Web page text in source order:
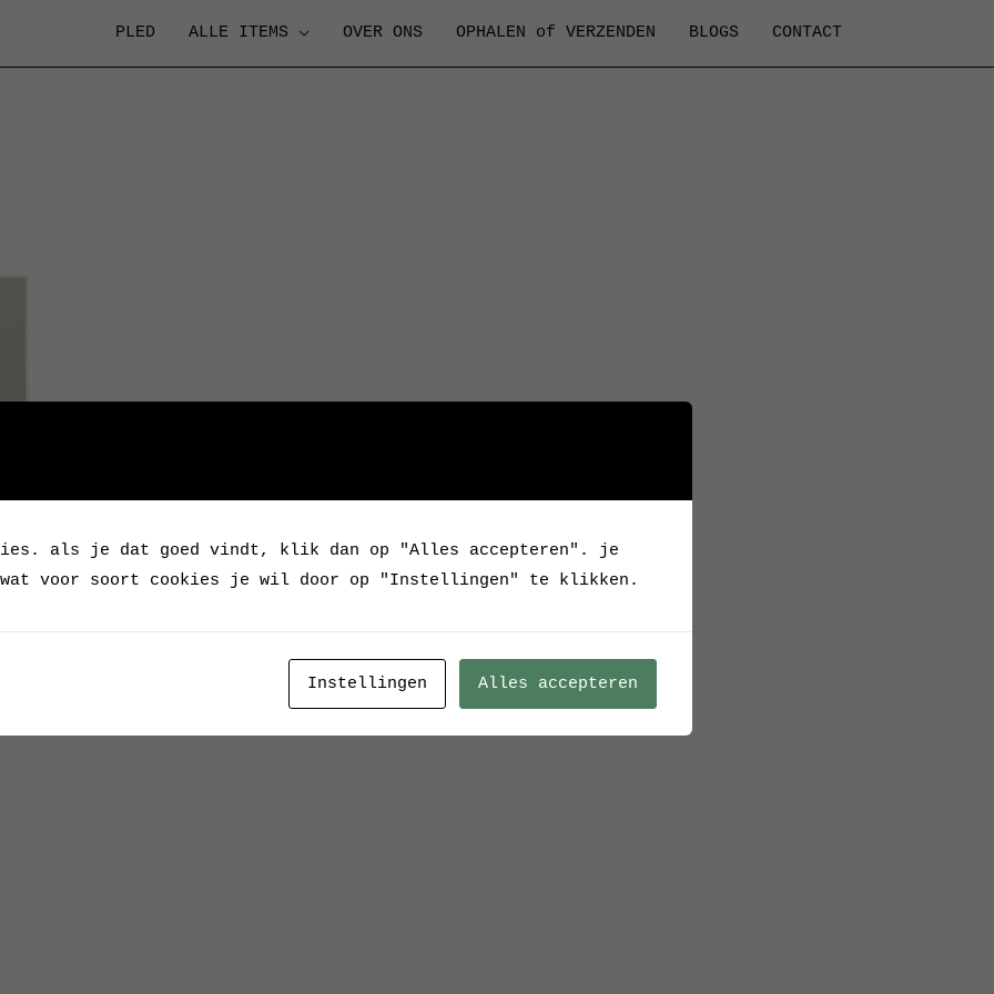
PLED ALLE ITEMS OVER ONS OPHALEN of VERZENDEN BLOGS CONTACT
als je dat goed vindt, klik dan op "Alles accepteren". je
wat voor soort cookies je wil door op "Instellingen" te klikken.
Instellingen Alles accepteren